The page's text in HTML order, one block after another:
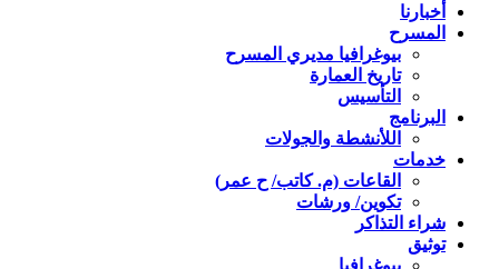
أخبارنا
المسرح
بيوغرافيا مديري المسرح
تاريخ العمارة
التأسيس
البرنامج
اللأنشطة والجولات
خدمات
القاعات (م. كاتب/ ح عمر)
تكوين/ ورشات
شراء التذاكر
توثيق
بيوغرافيا